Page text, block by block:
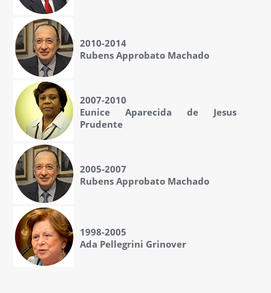
2010-2014
Rubens Approbato Machado
2007-2010
Eunice Aparecida de Jesus
Prudente
2005-2007
Rubens Approbato Machado
1998-2005
Ada Pellegrini Grinover